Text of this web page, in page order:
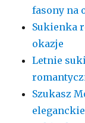
fasony na
Sukienka
okazje
Letnie
Szukasz